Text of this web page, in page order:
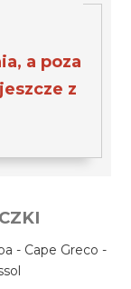
a poza
z
- Cape Greco -